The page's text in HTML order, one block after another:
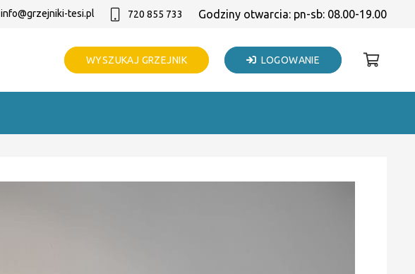
info@grzejniki-tesi.pl 720 855 733 Godziny otwarcia: pn-sb: 08.00-19.00
WYSZUKAJ GRZEJNIK LOGOWANIE